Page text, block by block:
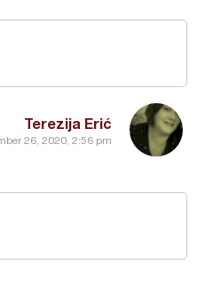
Terezija Erić
26, 2020, 2:56 pm